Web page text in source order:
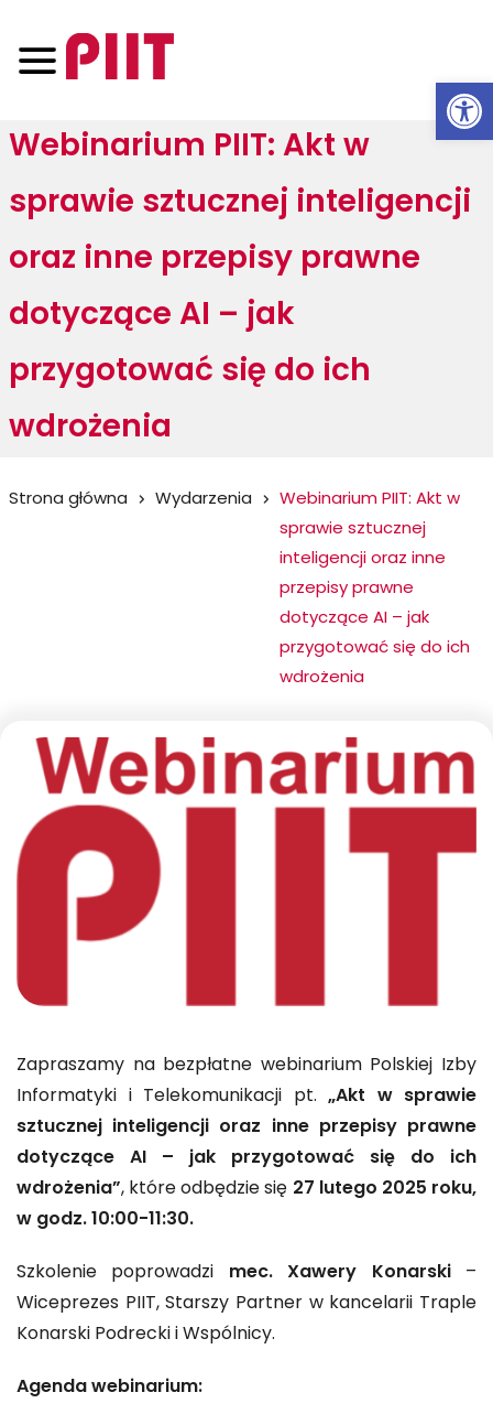
Webinarium PIIT: Akt w
sprawie sztucznej inteligencji
oraz inne przepisy prawne
dotyczące AI – jak
przygotować się do ich
wdrożenia
Jesteś
Strona główna Wydarzenia
Webinarium PIIT: Akt w
sprawie sztucznej
inteligencji oraz inne
przepisy prawne
dotyczące AI – jak
przygotować się do ich
wdrożenia
Zapraszamy na bezpłatne webinarium Polskiej Izby
Informatyki i Telekomunikacji pt. „Akt w sprawie
sztucznej inteligencji oraz inne przepisy prawne
dotyczące AI – jak przygotować się do ich
wdrożenia”, które odbędzie się 27 lutego 2025 roku,
w godz. 10:00-11:30.
Szkolenie poprowadzi mec. Xawery Konarski –
Wiceprezes PIIT, Starszy Partner w kancelarii Traple
Konarski Podrecki i Wspólnicy.
Agenda webinarium: